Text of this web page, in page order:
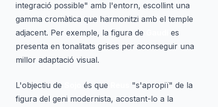
integració possible" amb l'entorn, escollint una
gamma cromàtica que harmonitzi amb el temple
adjacent. Per exemple, la figura de
es
presenta en tonalitats grises per aconseguir una
millor adaptació visual.
L'objectiu de és que
"s'apropiï" de la
figura del geni modernista, acostant-lo a la